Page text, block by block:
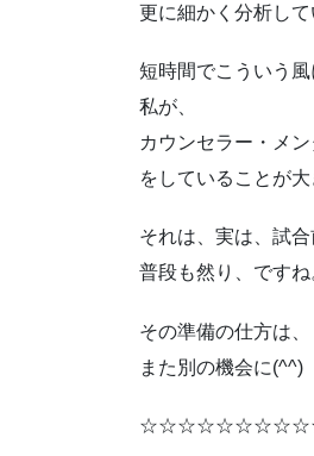
更に細かく分析し
短時間でこういう風
私が、
カウンセラー・メ
をしていることが大
それは、実は、試合
普段も然り、ですね
その準備の仕方は、
また別の機会に(^^)